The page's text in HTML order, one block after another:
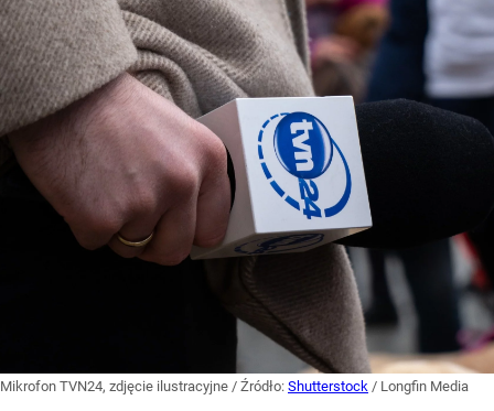
Mikrofon TVN24, zdjęcie ilustracyjne / Źródło: Shutterstock / Longfin Media